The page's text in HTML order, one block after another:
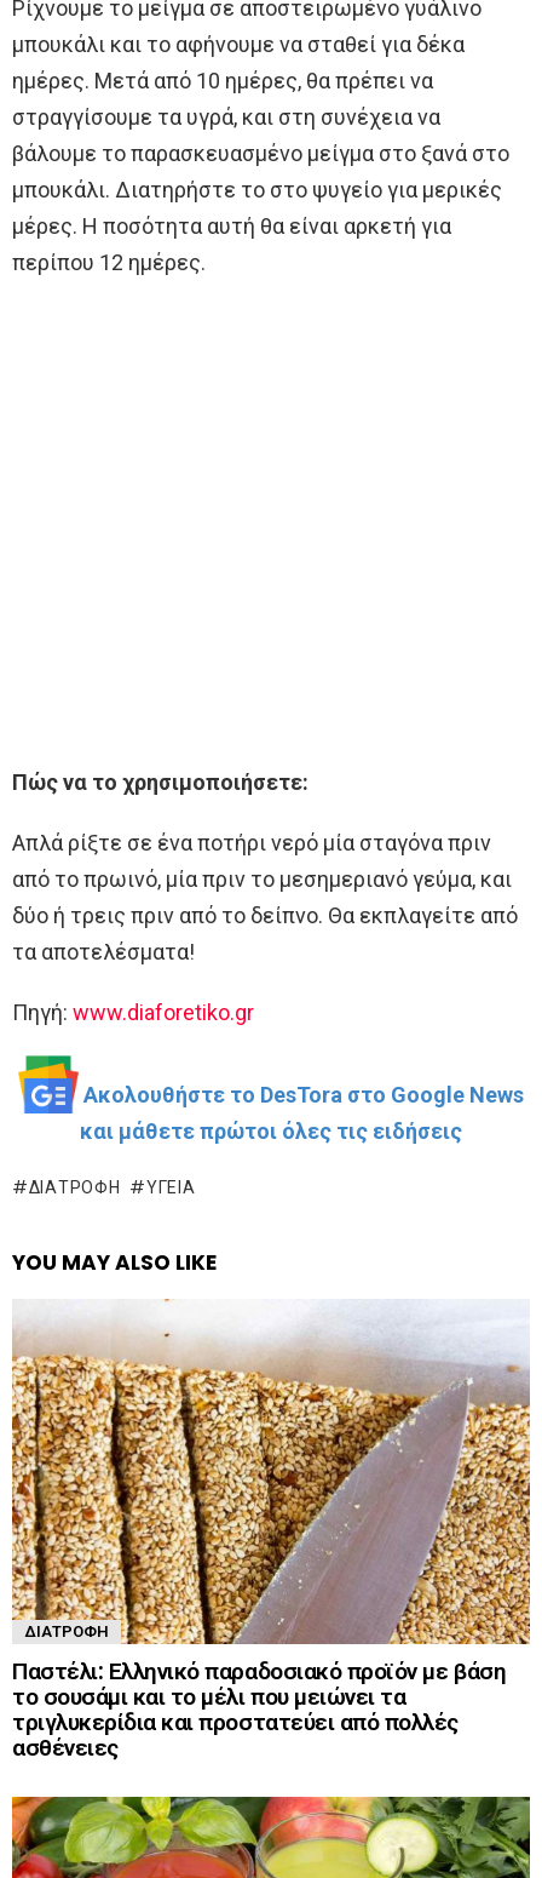
Ρίχνουμε το μείγμα σε αποστειρωμένο γυάλινο
μπουκάλι και το αφήνουμε να σταθεί για δέκα
ημέρες. Μετά από 10 ημέρες, θα πρέπει να
στραγγίσουμε τα υγρά, και στη συνέχεια να
βάλουμε το παρασκευασμένο μείγμα στο ξανά στο
μπουκάλι. Διατηρήστε το στο ψυγείο για μερικές
μέρες. Η ποσότητα αυτή θα είναι αρκετή για
περίπου 12 ημέρες.
Πώς να το χρησιμοποιήσετε:
Απλά ρίξτε σε ένα ποτήρι νερό μία σταγόνα πριν
από το πρωινό, μία πριν το μεσημεριανό γεύμα, και
δύο ή τρεις πριν από το δείπνο. Θα εκπλαγείτε από
τα αποτελέσματα!
Πηγή: www.diaforetiko.gr
Ακολουθήστε το DesTora στο Google News
και μάθετε πρώτοι όλες τις ειδήσεις
ΔΙΑΤΡΟΦΉ ΥΓΕΊΑ
YOU MAY ALSO LIKE
ΔΙΑΤΡΟΦΉ
Παστέλι: Ελληνικό παραδοσιακό προϊόν με βάση
το σουσάμι και το μέλι που μειώνει τα
τριγλυκερίδια και προστατεύει από πολλές
ασθένειες